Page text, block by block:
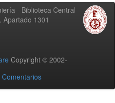
- Biblioteca Central
Apartado 1301
Copyright © 2002-
Comentarios